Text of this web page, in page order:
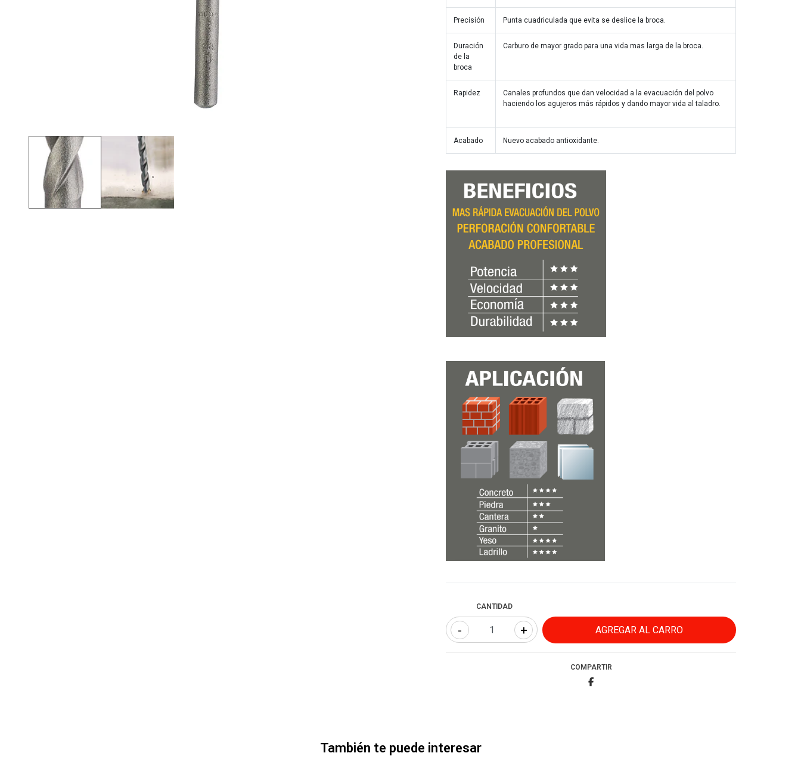
Precisión Punta cuadriculada que evita se deslice la broca.
Duración
de la
broca
Carburo de mayor grado para una vida mas larga de la broca.
Rapidez
Canales profundos que dan velocidad a la evacuación del polvo
haciendo los agujeros más rápidos y dando mayor vida al taladro.
Acabado Nuevo acabado antioxidante.
CANTIDAD
+
-
COMPARTIR
También te puede interesar